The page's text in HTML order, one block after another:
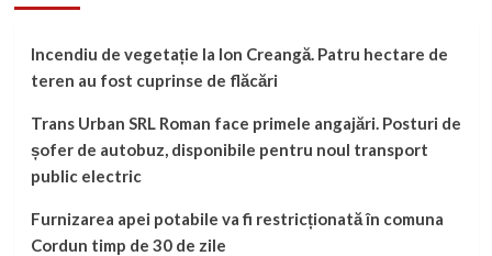
Incendiu de vegetație la Ion Creangă. Patru hectare de
teren au fost cuprinse de flăcări
Trans Urban SRL Roman face primele angajări. Posturi de
șofer de autobuz, disponibile pentru noul transport
public electric
Furnizarea apei potabile va fi restricționată în comuna
Cordun timp de 30 de zile